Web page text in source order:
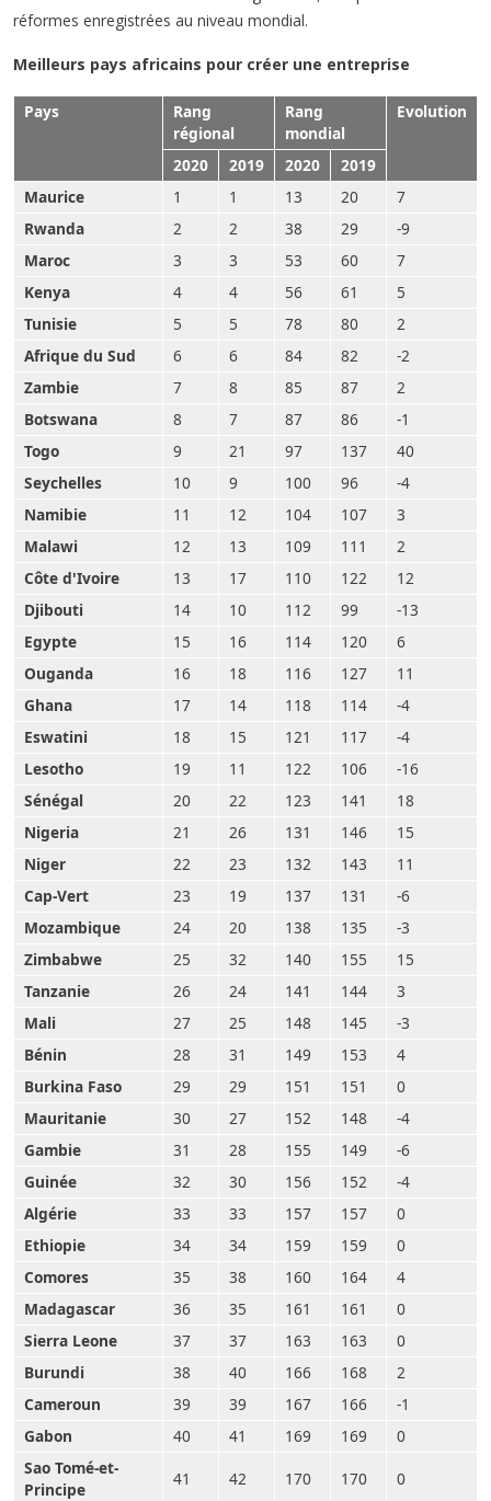
réformes enregistrées au niveau mondial.
Meilleurs pays africains pour créer une entreprise
Pays
Rang
régional
Rang
mondial
Evolution
2020 2019 2020
2019
Maurice
1 1 13 20
7
Rwanda
2 2 38 29
-9
Maroc
3 3 53 60
7
Kenya
4 4 56 61
5
Tunisie
5 5 78 80
2
Afrique du Sud
6 6 84 82
-2
Zambie
7 8 85 87
2
Botswana
8 7 87 86
-1
Togo
9 21 97 137
40
Seychelles
10 9 100 96
-4
Namibie
11 12 104 107
3
Malawi
12 13 109 111
2
Côte d'Ivoire
13 17 110 122
12
Djibouti
14 10 112 99
-13
Egypte
15 16 114 120
6
Ouganda
16 18 116 127
11
Ghana
17 14 118 114
-4
Eswatini
18 15 121 117
-4
Lesotho
19 11 122 106
-16
Sénégal
20 22 123 141
18
Nigeria
21 26 131 146
15
Niger
22 23 132 143
11
Cap-Vert
23 19 137 131
-6
Mozambique
24 20 138 135
-3
Zimbabwe
25 32 140 155
15
Tanzanie
26 24 141 144
3
Mali
27 25 148 145
-3
Bénin
28 31 149 153
4
Burkina Faso
29 29 151 151
0
Mauritanie
30 27 152 148
-4
Gambie
31 28 155 149
-6
Guinée
32 30 156 152
-4
Algérie
33 33 157 157
0
Ethiopie
34 34 159 159
0
Comores
35 38 160 164
4
Madagascar
36 35 161 161
0
Sierra Leone
37 37 163 163
0
Burundi
38 40 166 168
2
Cameroun
39 39 167 166
-1
Gabon
40 41 169 169
0
Sao Tomé-et-
Principe
41 42 170 170 0